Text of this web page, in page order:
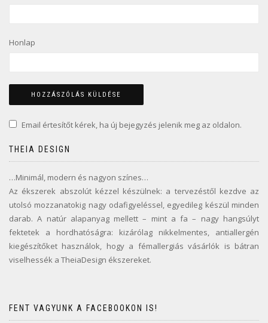
Honlap
Email értesítőt kérek, ha új bejegyzés jelenik meg az oldalon.
THEIA DESIGN
…Minimál, modern és nagyon színes…
Az ékszerek abszolút kézzel készülnek: a tervezéstől kezdve az
utolsó mozzanatokig nagy odafigyeléssel, egyedileg készül minden
darab. A natúr alapanyag mellett – mint a fa – nagy hangsúlyt
fektetek a hordhatóságra: kizárólag nikkelmentes, antiallergén
kiegészítőket használok, hogy a fémallergiás vásárlók is bátran
viselhessék a TheiaDesign ékszereket.
FENT VAGYUNK A FACEBOOKON IS!